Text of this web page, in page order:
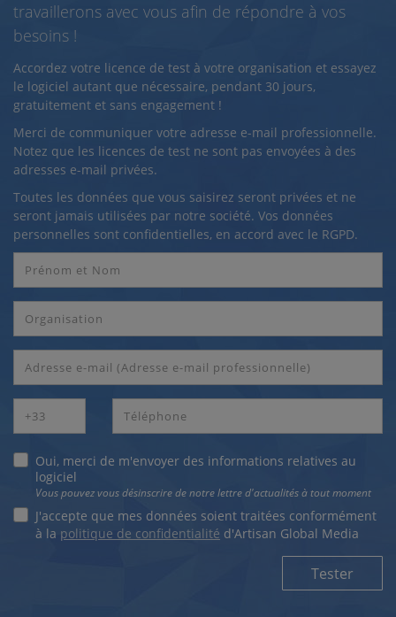
travaillerons avec vous afin de répondre à vos
besoins !
Accordez votre licence de test à votre organisation et essayez
le logiciel autant que nécessaire, pendant 30 jours,
gratuitement et sans engagement !
Merci de communiquer votre adresse e-mail professionnelle.
Notez que les licences de test ne sont pas envoyées à des
adresses e-mail privées.
Toutes les données que vous saisirez seront privées et ne
seront jamais utilisées par notre société. Vos données
personnelles sont confidentielles, en accord avec le RGPD.
Oui, merci de m'envoyer des informations relatives au
logiciel
Vous pouvez vous désinscrire de notre lettre d'actualités à tout moment
J'accepte que mes données soient traitées conformément
à la politique de confidentialité d'Artisan Global Media
Tester